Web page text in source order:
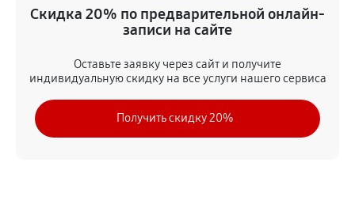
Замена ремня плоттера Canon imagePROGRAF
4320 руб 60 минут
Скидка 20% по предварительной онлайн-
записи на сайте
Оставьте заявку через сайт и получите
индивидуальную скидку на все услуги нашего сервиса
Получить скидку 20%